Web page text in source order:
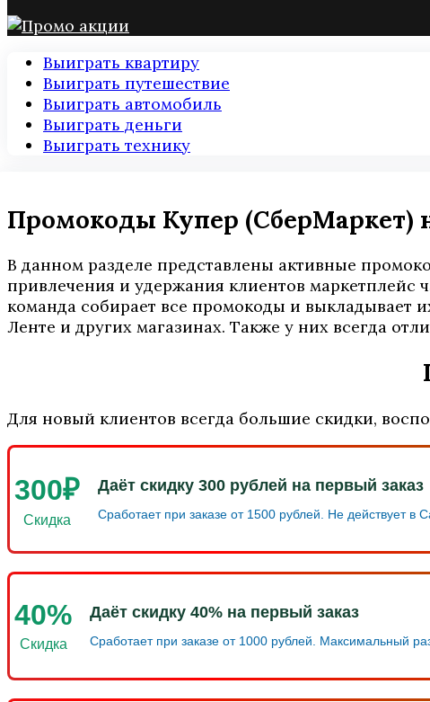
Выиграть квартиру
Выиграть путешествие
Выиграть автомобиль
Выиграть деньги
Выиграть технику
Промокоды Купер (СберМаркет)
В данном разделе представлены активные
привлечения и удержания клиентов маркетплейс
команда собирает все промокоды и выкладывает
Ленте и других магазинах. Также у них всегда
Для новый клиентов всегда большие скидки,
300₽
Скидка
Даёт скидку 300 рублей на первый заказ
Сработает при заказе от 1500 рублей. Не действует
40%
Скидка
Даёт скидку 40% на первый заказ
Сработает при заказе от 1000 рублей. Максимальный